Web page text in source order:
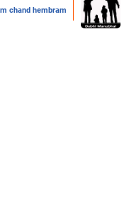
chand hembram